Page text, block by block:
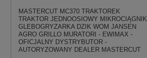
MASTERCUT MC370 TRAKTOREK
TRAKTOR JEDNOOSIOWY MIKROCIĄGNIK
GLEBOGRYZARKA DZIK WOM JANSEN
AGRO GRILLO MURATORI - EWIMAX -
OFICJALNY DYSTRYBUTOR -
AUTORYZOWANY DEALER MASTERCUT